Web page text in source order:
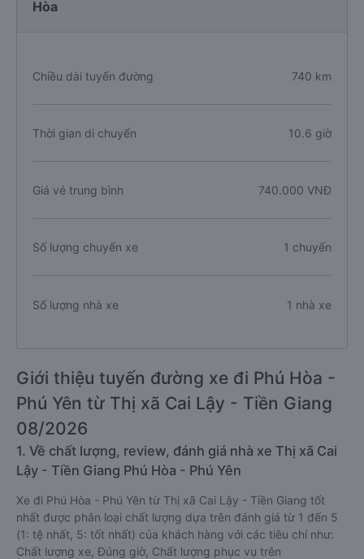
Hòa
Chiều dài tuyến đường 740 km
Thời gian di chuyển 10.6 giờ
Giá vé trung bình 740.000 VNĐ
Số lượng chuyến xe 1 chuyến
Số lượng nhà xe 1 nhà xe
Giới thiệu tuyến đường xe đi Phú Hòa -
Phú Yên từ Thị xã Cai Lậy - Tiền Giang
08/2026
1. Về chất lượng, review, đánh giá nhà xe Thị xã Cai
Lậy - Tiền Giang Phú Hòa - Phú Yên
Xe đi Phú Hòa - Phú Yên từ Thị xã Cai Lậy - Tiền Giang tốt
nhất được phân loại chất lượng dựa trên đánh giá từ 1 đến 5
(1: tệ nhất, 5: tốt nhất) của khách hàng với các tiêu chí như:
Chất lượng xe, Đúng giờ, Chất lượng phục vụ trên